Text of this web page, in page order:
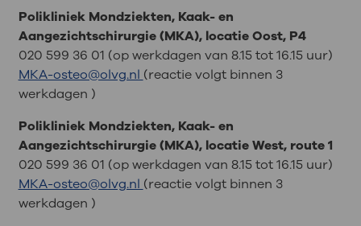
Polikliniek Mondziekten, Kaak- en
Aangezichtschirurgie (MKA), locatie Oost, P4
020 599 36 01 (op werkdagen van 8.15 tot 16.15 uur)
MKA-osteo@olvg.nl(reactie volgt binnen 3
werkdagen )
Polikliniek Mondziekten, Kaak- en
Aangezichtschirurgie (MKA), locatie West, route 1
020 599 36 01 (op werkdagen van 8.15 tot 16.15 uur)
MKA-osteo@olvg.nl(reactie volgt binnen 3
werkdagen )